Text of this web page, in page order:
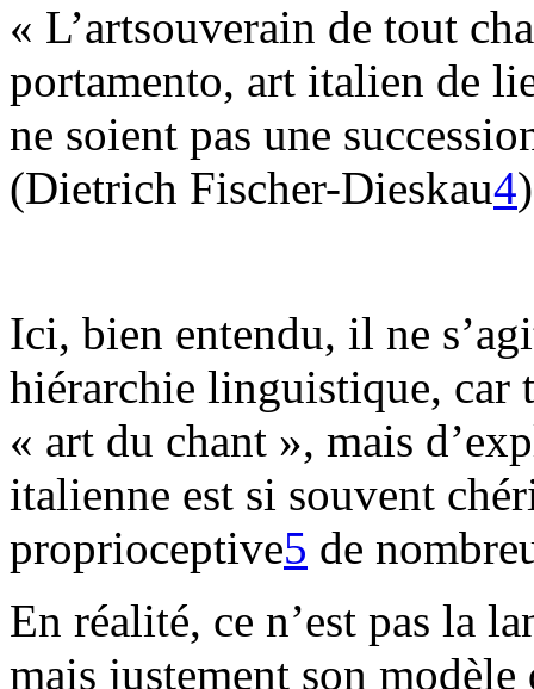
« L’artsouverain de tout
portamento, art italien de
ne soient pas une
(Dietrich Fischer-Dieskau4)
Ici, bien entendu, il ne
hiérarchie linguistique, car
« art du chant », mais
italienne est si souvent
proprioceptive5 de
En réalité, ce n’est pas la
mais justement son